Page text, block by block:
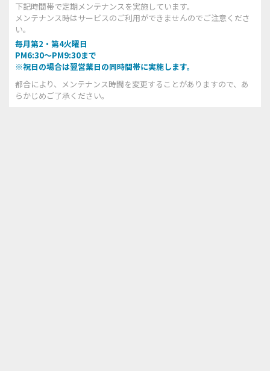
下記時間帯で定期メンテナンスを実施しています。
メンテナンス時はサービスのご利用ができませんのでご注意くださ
い。
毎月第2・第4火曜日
PM6:30～PM9:30まで
※祝日の場合は翌営業日の同時間帯に実施します。
都合により、メンテナンス時間を変更することがありますので、あ
らかじめご了承ください。